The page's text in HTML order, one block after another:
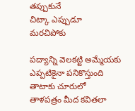
తప్పుకునే
చిట్కా ఎప్పుడూ
మరచిపోకు
పద్యాన్ని వెలకట్టి అమ్మేయకు
ఎప్పటికైనా పనికొస్తుంది
తాటాకు చూరులో
తాళపత్రం మీద కవితలా